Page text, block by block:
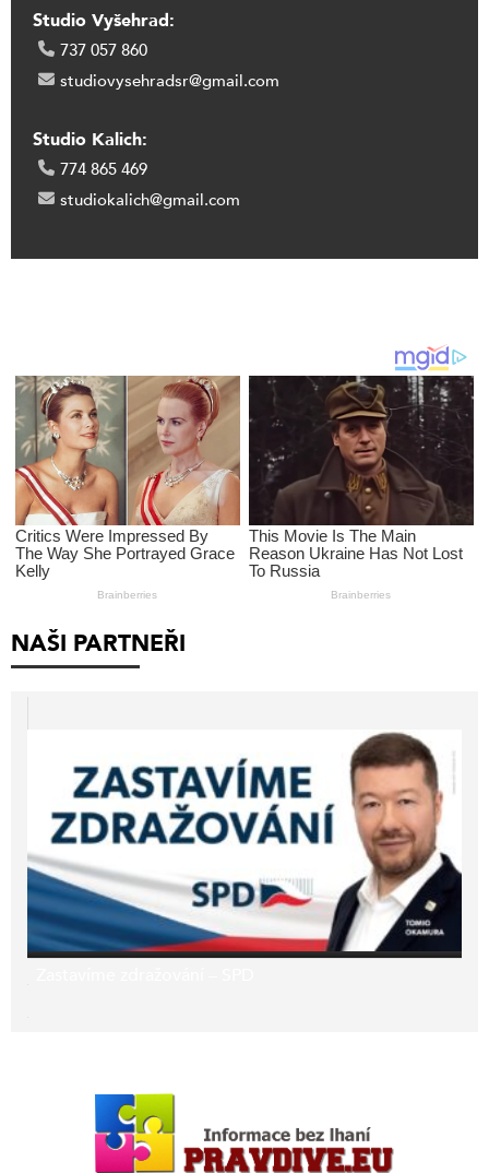
Studio Vyšehrad:
737 057 860
studiovysehradsr@gmail.com
Studio Kalich:
774 865 469
studiokalich@gmail.com
NAŠI PARTNEŘI